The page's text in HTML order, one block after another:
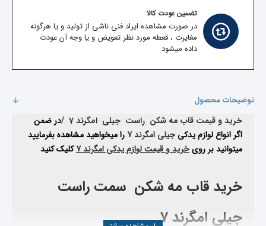
تضمین عودت کالا
در صورت مشاهده ایراد فنی ناشی از تولید و یا هرگونه
مغایرت ، قعطه مورد نظر تعویض و یا وجه آن عودت
داده میشود
توضیحات محصول
خرید و قیمت قاب مه شکن راست جیلی امگرند 7 /
در ضمن
اگر انواع لوازم یدکی جیلی امگرند 7 را میخواهید مشاهده بفرمایید
میتوانید بر رویخرید و قیمت لوازم یدکی امگرند 7 کلیک کنید
خرید قاب مه شکن سمت راست
جیلی امگرند 7